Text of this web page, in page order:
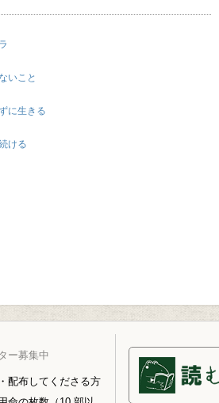
いこと
に生きる
ける
ー募集中
配布してくださる方